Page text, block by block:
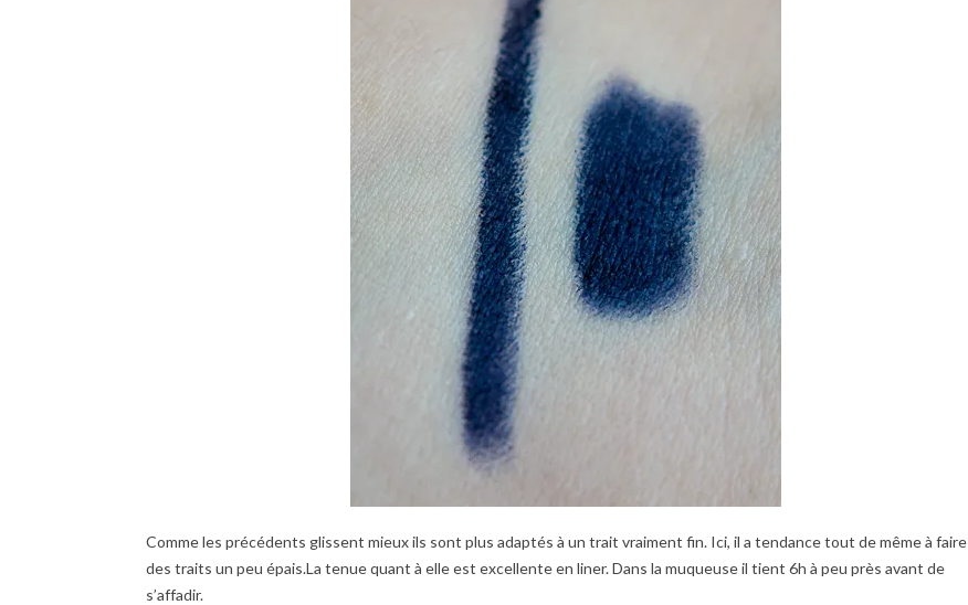
Comme les précédents glissent mieux ils sont plus adaptés à un trait vraiment fin. Ici, il a tendance tout de même à faire
des traits un peu épais.La tenue quant à elle est excellente en liner. Dans la muqueuse il tient 6h à peu près avant de
s’affadir.